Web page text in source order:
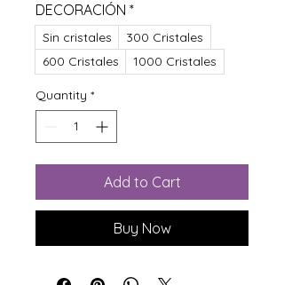
DECORACIÓN *
Sin cristales
300 Cristales
600 Cristales
1000 Cristales
Quantity *
Add to Cart
Buy Now